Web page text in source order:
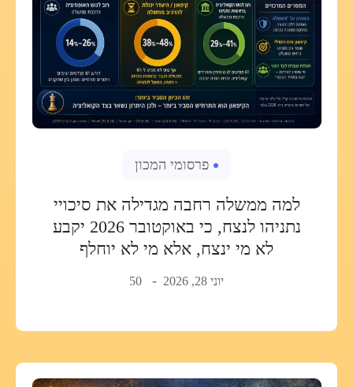
פרסומי המכון
למה ממשלה רחבה מגדילה את סיכויי
נתניהו לנצח, כי באוקטובר 2026 יקבע
לא מי ינצח, אלא מי לא יוחלף
יוני 28, 2026 50